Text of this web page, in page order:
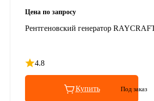
Цена по запросу
Рентгеновский генератор
4.8
Рейтинг 4.8 из 5
Купить Под заказ